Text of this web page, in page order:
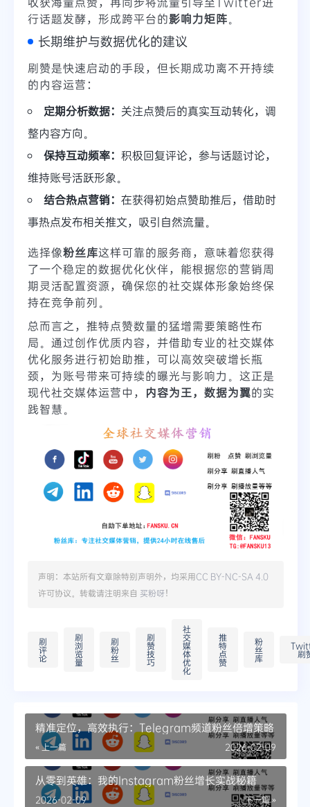
行话题发酵，形成跨平台的影响力矩阵。
长期维护与数据优化的建议
刷赞是快速启动的手段，但长期成功离不开持续
的内容运营：
定期分析数据： 关注点赞后的真实互动转化，调
整内容方向。
保持互动频率： 积极回复评论，参与话题讨论，
维持账号活跃形象。
结合热点营销： 在获得初始点赞助推后，借助时
事热点发布相关推文，吸引自然流量。
选择像粉丝库这样可靠的服务商，意味着您获得
了一个稳定的数据优化伙伴，能根据您的营销周
期灵活配置资源，确保您的社交媒体形象始终保
持在竞争前列。
总而言之，推特点赞数量的猛增需要策略性布
局。通过创作优质内容，并借助专业的社交媒体
优化服务进行初始助推，可以高效突破增长瓶
颈，为账号带来可持续的曝光与影响力。这正是
现代社交媒体运营中， 内容为王，数据为翼的实
践智慧。
声明：本站所有文章除特别声明外，均采用CC BY-NC-SA 4.0
许可协议。转载请注明来自 买粉呀！
刷
评
论
刷
浏
览
量
刷
粉
丝
刷
赞
技
巧
社
交
媒
体
优
化
推
特
点
赞
粉
丝
库 刷
精准定位，高效执行：Telegram频道粉丝倍增策略
« 上一篇 2026-02-09
从零到英雄：我的Instagram粉丝增长实战秘籍
下一篇 »
2026-02-09